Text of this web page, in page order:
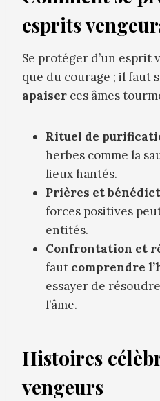
esprits
Se protéger d’un esprit
que du courage ; il faut
apaiser ces âmes
Rituel de
herbes comme la
lieux hantés.
Prières et
forces positives
entités.
Confrontation et
faut comprendre
essayer de
l’âme.
Histoires
vengeurs